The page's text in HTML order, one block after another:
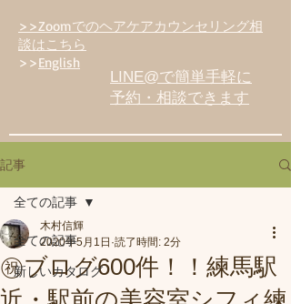
>>Zoomでのヘアケアカウンセリング相
談はこちら
>>English
LINE@で簡単手軽に
予約・相談できます
記事
全ての記事
新しいカタログ
全ての記事
㊗️ブログ600件！！練馬駅
木村信輝
2020年5月1日 読了時間: 2分